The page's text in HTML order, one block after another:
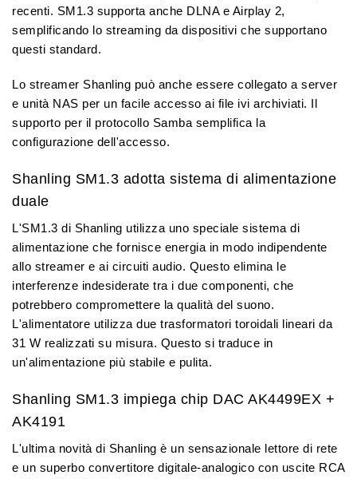
recenti. SM1.3 supporta anche DLNA e Airplay 2,
semplificando lo streaming da dispositivi che supportano
questi standard.
Lo streamer Shanling può anche essere collegato a server
e unità NAS per un facile accesso ai file ivi archiviati. Il
supporto per il protocollo Samba semplifica la
configurazione dell'accesso.
Shanling SM1.3 adotta sistema di alimentazione
duale
L'SM1.3 di Shanling utilizza uno speciale sistema di
alimentazione che fornisce energia in modo indipendente
allo streamer e ai circuiti audio. Questo elimina le
interferenze indesiderate tra i due componenti, che
potrebbero compromettere la qualità del suono.
L'alimentatore utilizza due trasformatori toroidali lineari da
31 W realizzati su misura. Questo si traduce in
un'alimentazione più stabile e pulita.
Shanling SM1.3 impiega chip DAC AK4499EX +
AK4191
L'ultima novità di Shanling è un sensazionale lettore di rete
e un superbo convertitore digitale-analogico con uscite RCA